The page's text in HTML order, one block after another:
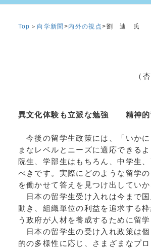
Top ＞向学新聞 >内外の視点>劉 迪 氏
（
異文化体験も立派な勉強 精神的
今後の留学生政策には、「いか
まなレベルとニーズに適応できる
院生、学部生はもちろん、中学生
べきです。実際にどのような留学
を働かせて答えを見つけ出してい
日本の留学生受け入れは今まで
動き、組織単位の利益を追求する
う政府が人材を養成するために留
日本の留学生の受け入れ政策は
的の多様性に応じ、さまざまなプ